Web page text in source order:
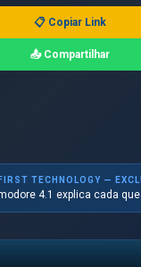
📋 Copiar Link
📤 Compartilhar
TECHNOLOGY —
4.1 explica cada